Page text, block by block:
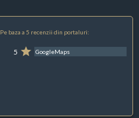
Pe baza a 5 recenzii din portaluri:
5 GoogleMaps